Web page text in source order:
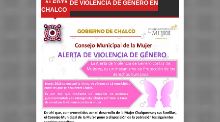
ALERTA DE VIOLENCIA DE GÉNERO EN
CHALCO